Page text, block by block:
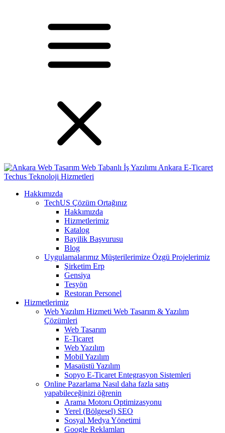
Hakkımızda
TechUS Çözüm Ortağınız
Hakkımızda
Hizmetlerimiz
Katalog
Bayilik Başvurusu
Blog
Uygulamalarımız Müşterilerimize Özgü Projelerimiz
Şirketim Erp
Gensiya
Tesyön
Restoran Personel
Hizmetlerimiz
Web Yazılım Hizmeti Web Tasarım & Yazılım
Çözümleri
Web Tasarım
E-Ticaret
Web Yazılım
Mobil Yazılım
Masaüstü Yazılım
Sopyo E-Ticaret Entegrasyon Sistemleri
Online Pazarlama Nasıl daha fazla satış
yapabileceğinizi öğrenin
Arama Motoru Optimizasyonu
Yerel (Bölgesel) SEO
Sosyal Medya Yönetimi
Google Reklamları